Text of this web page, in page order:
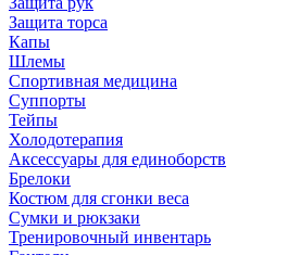
Защита торса
Капы
Шлемы
Спортивная медицина
Суппорты
Тейпы
Холодотерапия
Аксессуары для единоборств
Брелоки
Костюм для сгонки веса
Сумки и рюкзаки
Тренировочный инвентарь